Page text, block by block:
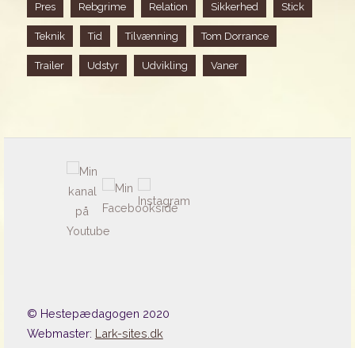
Pres Rebgrime Relation Sikkerhed Stick
Teknik Tid Tilvænning Tom Dorrance
Trailer Udstyr Udvikling Vaner
© Hestepædagogen 2020
Webmaster: Lark-sites.dk